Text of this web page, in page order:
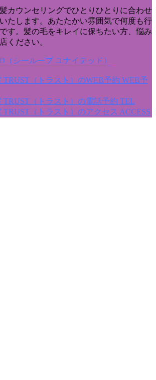
カウンセリングでひとりひとりに合わせ
たします。あたたかい雰囲気で何度も行
す。髪の毛をキレイに保ちたい方、悩み
ください。
WEB予
TEL
ACCESS